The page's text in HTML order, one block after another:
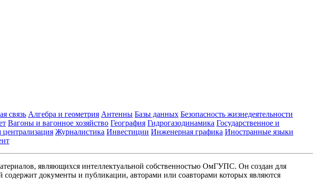
связь Алгебра и геометрия Антенны Базы данных Безопасность жизнедеятельности
Вагоны и вагонное хозяйство География Гидрогазодинамика Государственное и
централизация Журналистика Инвестиции Инженерная графика Иностранные языки
являющихся интеллектуальной собственностью ОмГУПС. Он создан для
документы и публикации, авторами или соавторами которых являются